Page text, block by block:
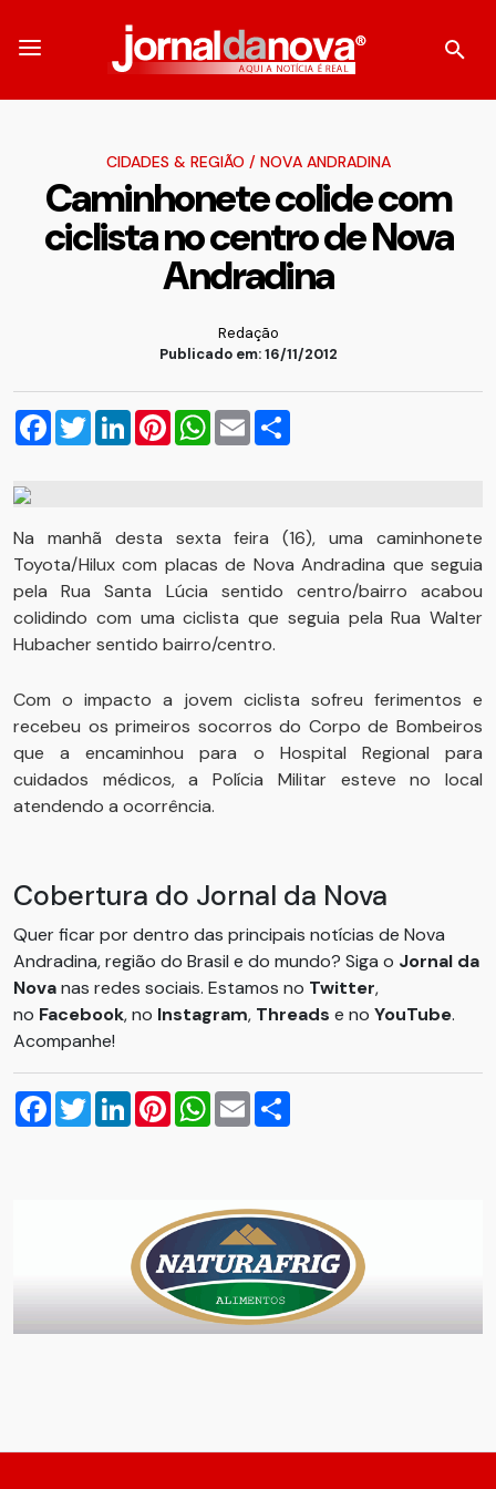
CIDADES & REGIÃO / NOVA ANDRADINA
Caminhonete colide com
ciclista no centro de Nova
Andradina
Redação
Publicado em: 16/11/2012
Facebook
TwitterLinkedInPinterestWhatsApp
Email
Na manhã desta sexta feira (16), uma caminhonete
Toyota/Hilux com placas de Nova Andradina que seguia
pela Rua Santa Lúcia sentido centro/bairro acabou
colidindo com uma ciclista que seguia pela Rua Walter
Hubacher sentido bairro/centro.
Com o impacto a jovem ciclista sofreu ferimentos e
recebeu os primeiros socorros do Corpo de Bombeiros
que a encaminhou para o Hospital Regional para
cuidados médicos, a Polícia Militar esteve no local
atendendo a ocorrência.
Cobertura do Jornal da Nova
Quer ficar por dentro das principais notícias de Nova
Andradina, região do Brasil e do mundo? Siga o Jornal da
Novanas redes sociais. Estamos no Twitter,
no Facebook, no Instagram, Threads e no YouTube.
Acompanhe!
Facebook
TwitterLinkedInPinterestWhatsApp
Email